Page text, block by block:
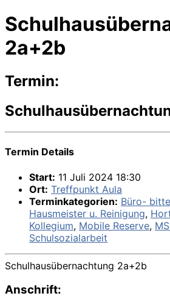
2a+2b
Termin:
Termin Details
Start: 11 Juli 2024 18:30
Ort: Treffpunkt Aula
Terminkategorien: Büro-
Hausmeister u. Reinigung,
Kollegium, Mobile Reserve,
Schulsozialarbeit
Schulhausübernachtung 2a+2b
Anschrift: